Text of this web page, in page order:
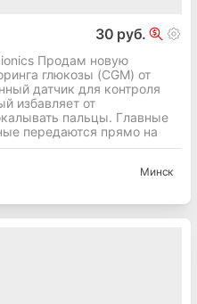
30 руб.
Продам новую
глюкозы (CGM) от
датчик для контроля
избавляет от
пальцы. Главные
передаются прямо на
Минск